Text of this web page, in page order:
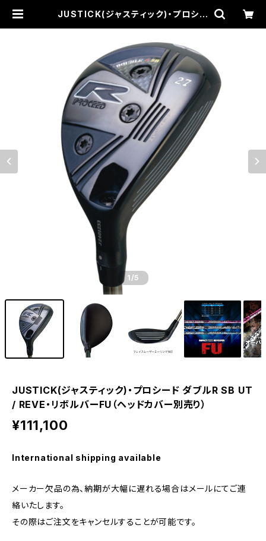
JUSTICK(ジャスティック)・プロシー
F SHOP Seed
1 /5
JUSTICK(ジャスティック)・プロシード ダブルR SB UT
/ REVE・リボルバーFU（ヘッドカバー別売り）
¥111,100
International shipping available
メーカー欠品の為、納期が大幅に遅れる場合はメールにてご連
絡いたします。
その際はご注文をキャンセルすることが可能です。